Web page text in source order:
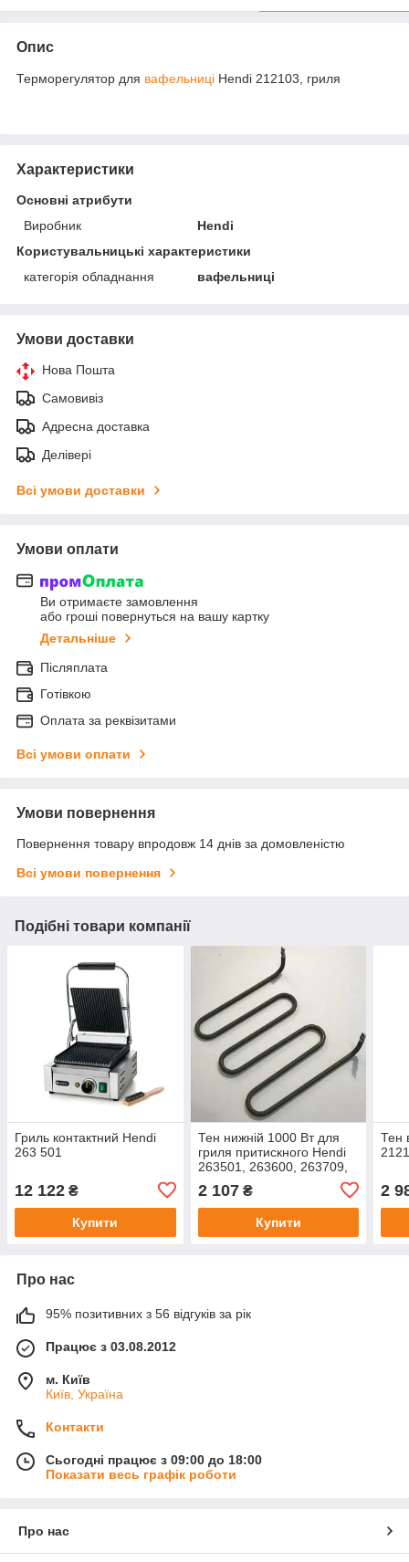
Опис
Терморегулятор для вафельниці Hendi 212103, гриля
Характеристики
Основні атрибути
Виробник
Hendi
Користувальницькі характеристики
категорія обладнання
вафельниці
Умови доставки
Нова Пошта
Самовивіз
Адресна доставка
Делівері
Всі умови доставки
Умови оплати
Ви отримаєте замовлення
або гроші повернуться на вашу картку
Детальніше
Післяплата
Готівкою
Оплата за реквізитами
Всі умови оплати
Умови повернення
Повернення товару впродовж 14 днів за домовленістю
Всі умови повернення
Подібні товари компанії
Гриль контактний Hendi
263 501
12 122 ₴
Купити
Тен нижній 1000 Вт для
гриля притискного Hendi
263501, 263600, 263709,
2 107₴
Купити
Тен
2
Про нас
95% позитивних з 56 відгуків за рік
Працює з 03.08.2012
м. Київ
Київ, Україна
Контакти
Сьогодні працює з 09:00 до 18:00
Показати весь графік роботи
Про нас